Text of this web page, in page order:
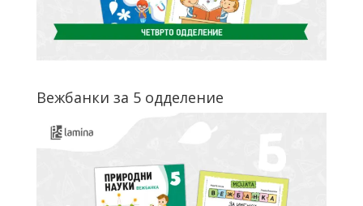
Вежбанки за 5 одделение